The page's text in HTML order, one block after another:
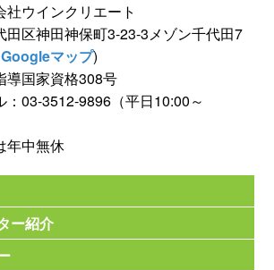
ウインクリエート
田区神田神保町3-23-3メゾン千代田7
マップ)
導国家資格308号
：03-3512-9896（平日10:00～
年中無休
ー紹介